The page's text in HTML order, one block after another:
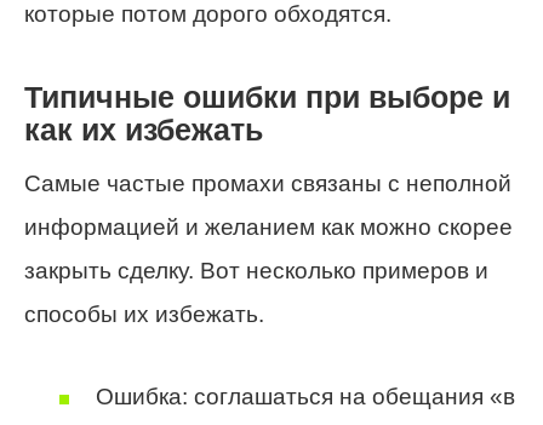
которые потом дорого обходятся.
Типичные ошибки при выборе и
как их избежать
Самые частые промахи связаны с неполной
информацией и желанием как можно скорее
закрыть сделку. Вот несколько примеров и
способы их избежать.
Ошибка: соглашаться на обещания «в